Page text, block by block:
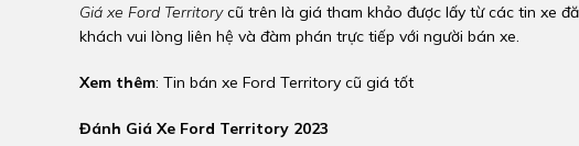
Giá xe Ford Territorycũ trên là giá tham khảo được lấy từ các tin xe
khách vui lòng liên hệ và đàm phán trực tiếp với người bán xe.
Xem thêm: Tin bán xe Ford Territory cũ giá tốt
Đánh Giá Xe Ford Territory 2023